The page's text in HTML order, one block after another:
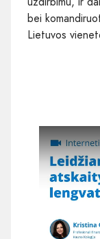
bei
Lietuvos